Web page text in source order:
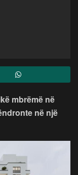
mbrëmë në
në një